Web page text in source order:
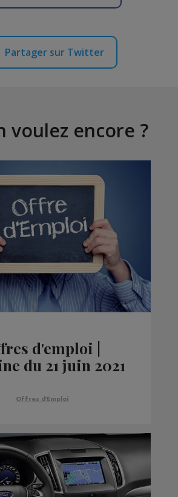
Partager sur Twitter
voulez encore ?
d'emploi |
du 21 juin 2021
Offres d'Emploi